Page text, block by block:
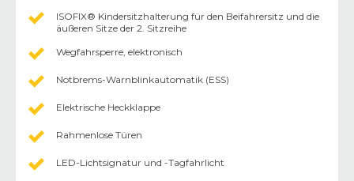
ISOFIX® Kindersitzhalterung für den Beifahrersitz und die
äußeren Sitze der 2. Sitzreihe
Wegfahrsperre, elektronisch
Notbrems-Warnblinkautomatik (ESS)
Elektrische Heckklappe
Rahmenlose Türen
LED-Lichtsignatur und -Tagfahrlicht